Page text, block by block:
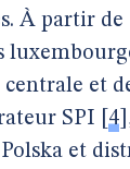
À partir de
et
SPI
4
et